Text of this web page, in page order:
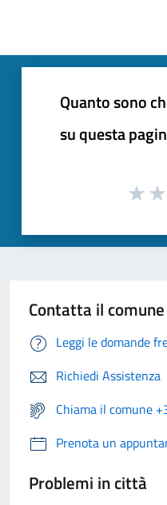
Quanto sono
su questa
Contatta il comune
Leggi le domande
Richiedi Assistenza
Chiama il comune
Prenota un
Problemi in città